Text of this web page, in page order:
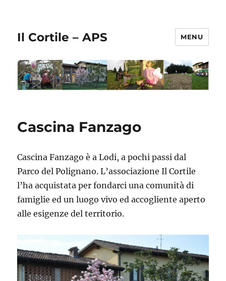
Il Cortile – APS MENU
Cascina Fanzago
Cascina Fanzago è a Lodi, a pochi passi dal
Parco del Polignano. L’associazione Il Cortile
l’ha acquistata per fondarci una comunità di
famiglie ed un luogo vivo ed accogliente aperto
alle esigenze del territorio.